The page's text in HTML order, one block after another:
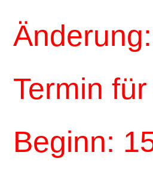
Änderung:
Termin
Beginn: